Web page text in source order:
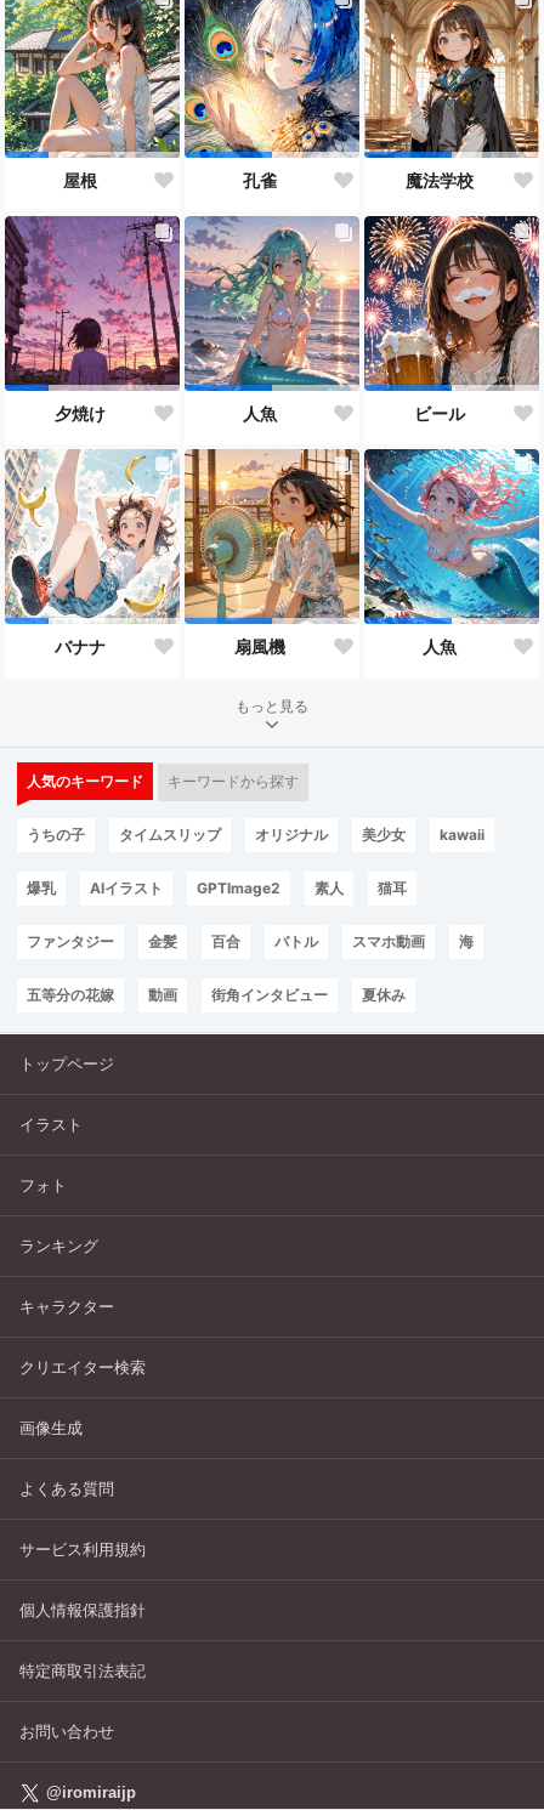
屋根 孔雀 魔法学校
夕焼け 人魚 ビール
バナナ 扇風機 人魚
もっと見る
人気のキーワード キーワードから探す
うちの子 タイムスリップ オリジナル 美少女 kawaii
爆乳 AIイラスト GPTImage2 素人 猫耳
ファンタジー 金髪 百合 バトル スマホ動画 海
五等分の花嫁 動画 街角インタビュー 夏休み
トップページ
イラスト
フォト
ランキング
キャラクター
クリエイター検索
画像生成
よくある質問
サービス利用規約
個人情報保護指針
特定商取引法表記
お問い合わせ
@iromiraijp